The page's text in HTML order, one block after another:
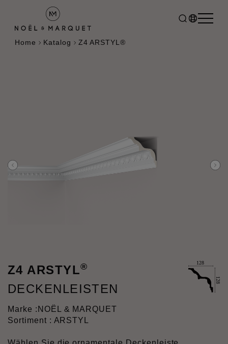
Home Katalog Z4 ARSTYL®
Z4 ARSTYL®
DECKENLEISTEN
Marke : NOËL & MARQUET
Sortiment : ARSTYL